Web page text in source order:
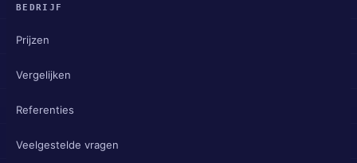
BEDRIJF
Prijzen
Vergelijken
Referenties
Veelgestelde vragen